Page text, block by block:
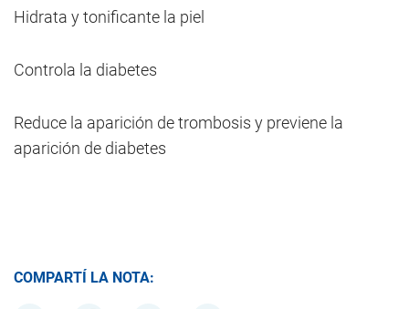
Hidrata y tonificante la piel
Controla la diabetes
Reduce la aparición de trombosis y previene la
aparición de diabetes
COMPARTÍ LA NOTA: